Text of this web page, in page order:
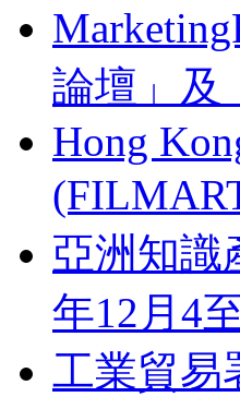
論壇」及
Hong
亞洲知識
年12月4
工業貿易